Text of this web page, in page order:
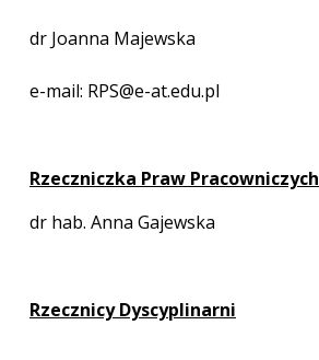
dr Joanna Majewska
e-mail: RPS@e-at.edu.pl
Rzeczniczka Praw Pracowniczych
dr hab. Anna Gajewska
Rzecznicy Dyscyplinarni